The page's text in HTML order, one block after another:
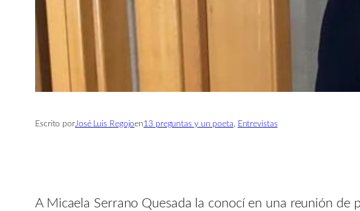
Escrito porJosé Luis Regojoen13 preguntas y un poeta, Entrevistas
A Micaela Serrano Quesada la conocí en una reunión de